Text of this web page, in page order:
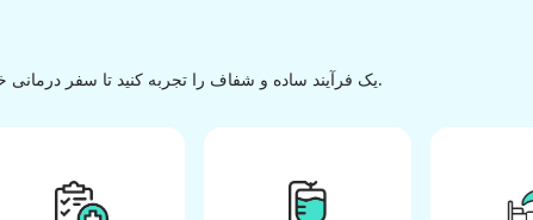
یک فرآیند ساده و شفاف را تجربه کنید تا سفر درمانی خود را از دیسکاوری تا تخلیه با یک روند آسان و روان موفقیت آمیز کنید.